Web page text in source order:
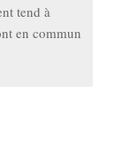
tend à
en commun